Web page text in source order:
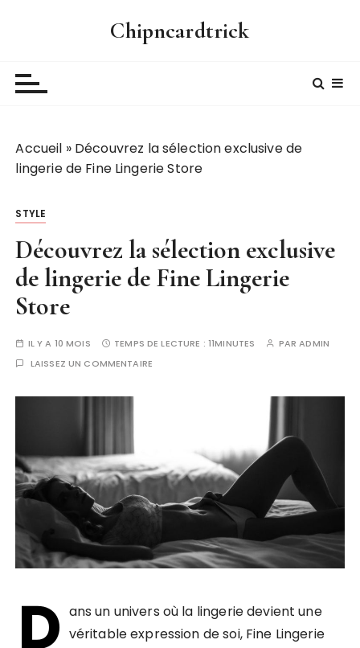
Chipncardtrick
Accueil » Découvrez la sélection exclusive de
lingerie de Fine Lingerie Store
STYLE
Découvrez la sélection exclusive
de lingerie de Fine Lingerie
Store
IL Y A 10 MOIS TEMPS DE LECTURE : 11MINUTES PARADMIN
LAISSEZ UN COMMENTAIRE
D ans un univers où la lingerie devient une
véritable expression de soi, Fine Lingerie